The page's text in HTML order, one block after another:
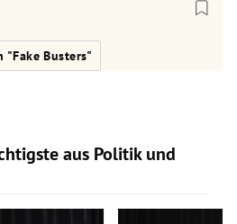
"Fake Busters"
aus Politik und